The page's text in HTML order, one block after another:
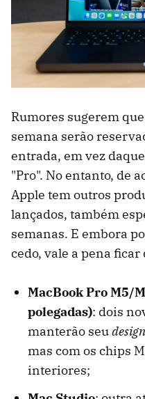
Rumores sugerem
semana serão
entrada, em vez
"Pro". No entanto, de
Apple tem outros
lançados, também
semanas. E embora
cedo, vale a pena ficar
MacBook Pro M5/
polegadas): dois
manterão seudesign
mas com os chips
interiores;